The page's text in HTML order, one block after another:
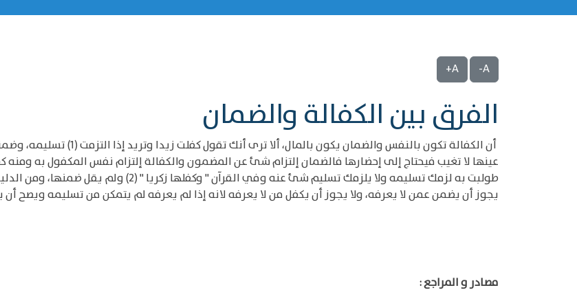
A-
A+
الفرق بين الكفالة والضمان
أن الكفالة تكون بالنفس والضمان
عينها لا تغيب فيحتاج إلى إحضارها فالضمان إلتزام شئ عن المضمون والكفالة إلتزام نفس المكفول به ومنه
طولبت به لزمك تسليمه ولا يلزمك تسليم شئ عنه وفي
يجوز أن يضمن عمن لا يعرفه، ولا يجوز أن يكفل من لا يعرفه لانه إذا لم يعرفه لم يتمكن من تسليمه ويصح
مصادر و المراجع :